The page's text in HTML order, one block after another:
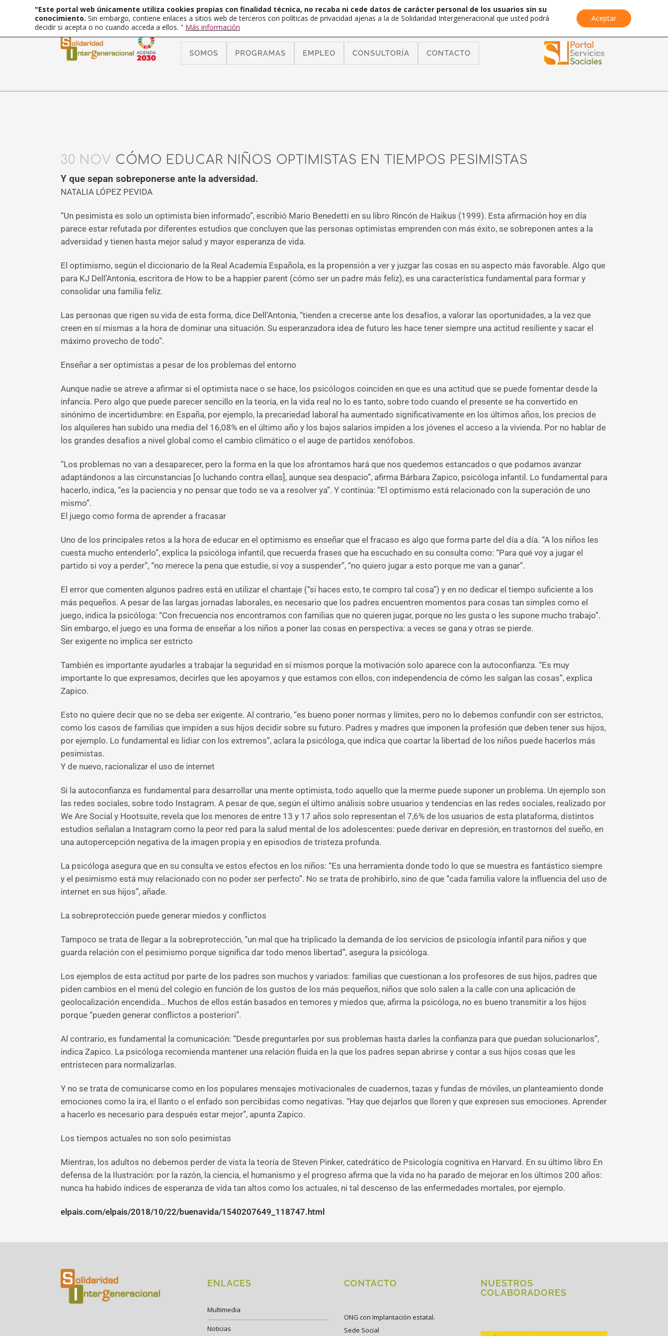
SOMOS PROGRAMAS EMPLEO CONSULTORÍA CONTACTO
30 NOV CÓMO EDUCAR NIÑOS OPTIMISTAS EN TIEMPOS PESIMISTAS
Y que sepan sobreponerse ante la adversidad.
NATALIA LÓPEZ PEVIDA
“Un pesimista es solo un optimista bien informado”, escribió Mario Benedetti en su libro Rincón de Haikus (1999). Esta afirmación hoy en día
parece estar refutada por diferentes estudios que concluyen que las personas optimistas emprenden con más éxito, se sobreponen antes a la
adversidad y tienen hasta mejor salud y mayor esperanza de vida.
El optimismo, según el diccionario de la Real Academia Española, es la propensión a ver y juzgar las cosas en su aspecto más favorable. Algo que
para KJ Dell’Antonia, escritora de How to be a happier parent (cómo ser un padre más feliz), es una característica fundamental para formar y
consolidar una familia feliz.
Las personas que rigen su vida de esta forma, dice Dell’Antonia, “tienden a crecerse ante los desafíos, a valorar las oportunidades, a la vez que
creen en sí mismas a la hora de dominar una situación. Su esperanzadora idea de futuro les hace tener siempre una actitud resiliente y sacar el
máximo provecho de todo”.
Enseñar a ser optimistas a pesar de los problemas del entorno
Aunque nadie se atreve a afirmar si el optimista nace o se hace, los psicólogos coinciden en que es una actitud que se puede fomentar desde la
infancia. Pero algo que puede parecer sencillo en la teoría, en la vida real no lo es tanto, sobre todo cuando el presente se ha convertido en
sinónimo de incertidumbre: en España, por ejemplo, la precariedad laboral ha aumentado significativamente en los últimos años, los precios de
los alquileres han subido una media del 16,08% en el último año y los bajos salarios impiden a los jóvenes el acceso a la vivienda. Por no hablar de
los grandes desafíos a nivel global como el cambio climático o el auge de partidos xenófobos.
“Los problemas no van a desaparecer, pero la forma en la que los afrontamos hará que nos quedemos estancados o que podamos avanzar
adaptándonos a las circunstancias [o luchando contra ellas], aunque sea despacio”, afirma Bárbara Zapico, psicóloga infantil. Lo fundamental para
hacerlo, indica, “es la paciencia y no pensar que todo se va a resolver ya”. Y continúa: “El optimismo está relacionado con la superación de uno
mismo”.
El juego como forma de aprender a fracasar
Uno de los principales retos a la hora de educar en el optimismo es enseñar que el fracaso es algo que forma parte del día a día. “A los niños les
cuesta mucho entenderlo”, explica la psicóloga infantil, que recuerda frases que ha escuchado en su consulta como: “Para qué voy a jugar el
partido si voy a perder”, “no merece la pena que estudie, si voy a suspender”, “no quiero jugar a esto porque me van a ganar”.
El error que comenten algunos padres está en utilizar el chantaje (“si haces esto, te compro tal cosa”) y en no dedicar el tiempo suficiente a los
más pequeños. A pesar de las largas jornadas laborales, es necesario que los padres encuentren momentos para cosas tan simples como el
juego, indica la psicóloga: “Con frecuencia nos encontramos con familias que no quieren jugar, porque no les gusta o les supone mucho trabajo”.
Sin embargo, el juego es una forma de enseñar a los niños a poner las cosas en perspectiva: a veces se gana y otras se pierde.
Ser exigente no implica ser estricto
También es importante ayudarles a trabajar la seguridad en sí mismos porque la motivación solo aparece con la autoconfianza. “Es muy
importante lo que expresamos, decirles que les apoyamos y que estamos con ellos, con independencia de cómo les salgan las cosas”, explica
Zapico.
Esto no quiere decir que no se deba ser exigente. Al contrario, “es bueno poner normas y límites, pero no lo debemos confundir con ser estrictos,
como los casos de familias que impiden a sus hijos decidir sobre su futuro. Padres y madres que imponen la profesión que deben tener sus hijos,
por ejemplo. Lo fundamental es lidiar con los extremos”, aclara la psicóloga, que indica que coartar la libertad de los niños puede hacerlos más
pesimistas.
Y de nuevo, racionalizar el uso de internet
Si la autoconfianza es fundamental para desarrollar una mente optimista, todo aquello que la merme puede suponer un problema. Un ejemplo son
las redes sociales, sobre todo Instagram. A pesar de que, según el último análisis sobre usuarios y tendencias en las redes sociales, realizado por
We Are Social y Hootsuite, revela que los menores de entre 13 y 17 años solo representan el 7,6% de los usuarios de esta plataforma, distintos
estudios señalan a Instagram como la peor red para la salud mental de los adolescentes: puede derivar en depresión, en trastornos del sueño, en
una autopercepción negativa de la imagen propia y en episodios de tristeza profunda.
La psicóloga asegura que en su consulta ve estos efectos en los niños: “Es una herramienta donde todo lo que se muestra es fantástico siempre
y el pesimismo está muy relacionado con no poder ser perfecto”. No se trata de prohibirlo, sino de que “cada familia valore la influencia del uso de
internet en sus hijos”, añade.
La sobreprotección puede generar miedos y conflictos
Tampoco se trata de llegar a la sobreprotección, “un mal que ha triplicado la demanda de los servicios de psicología infantil para niños y que
guarda relación con el pesimismo porque significa dar todo menos libertad”, asegura la psicóloga.
Los ejemplos de esta actitud por parte de los padres son muchos y variados: familias que cuestionan a los profesores de sus hijos, padres que
piden cambios en el menú del colegio en función de los gustos de los más pequeños, niños que solo salen a la calle con una aplicación de
geolocalización encendida… Muchos de ellos están basados en temores y miedos que, afirma la psicóloga, no es bueno transmitir a los hijos
porque “pueden generar conflictos a posteriori”.
Al contrario, es fundamental la comunicación: “Desde preguntarles por sus problemas hasta darles la confianza para que puedan solucionarlos”,
indica Zapico. La psicóloga recomienda mantener una relación fluida en la que los padres sepan abrirse y contar a sus hijos cosas que les
entristecen para normalizarlas.
Y no se trata de comunicarse como en los populares mensajes motivacionales de cuadernos, tazas y fundas de móviles, un planteamiento donde
emociones como la ira, el llanto o el enfado son percibidas como negativas. “Hay que dejarlos que lloren y que expresen sus emociones. Aprender
a hacerlo es necesario para después estar mejor”, apunta Zapico.
Los tiempos actuales no son solo pesimistas
Mientras, los adultos no debemos perder de vista la teoría de Steven Pinker, catedrático de Psicología cognitiva en Harvard. En su último libro En
defensa de la Ilustración: por la razón, la ciencia, el humanismo y el progreso afirma que la vida no ha parado de mejorar en los últimos 200 años:
nunca ha habido índices de esperanza de vida tan altos como los actuales, ni tal descenso de las enfermedades mortales, por ejemplo.
elpais.com/elpais/2018/10/22/buenavida/1540207649_118747.html
ENLACES
Multimedia
Noticias
CONTACTO
ONG con Implantación estatal.
Sede Social
NUESTROS
COLABORADORES
"Este portal web únicamente utiliza cookies propias con finalidad técnica, no recaba ni cede datos de carácter personal de los usuarios sin su
conocimiento. Sin embargo, contiene enlaces a sitios web de terceros con políticas de privacidad ajenas a la de Solidaridad Intergeneracional que usted podrá
decidir si acepta o no cuando acceda a ellos. " Más información
Aceptar